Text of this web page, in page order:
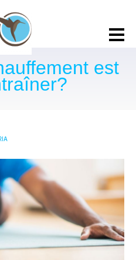
est